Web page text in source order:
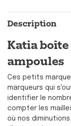
Description
Katia boîte
ampoules
Ces petits
marqueurs qui
identifier le
compter les
où nos